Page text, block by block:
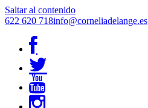
Saltar al contenido
622 620 718info@corneliadelange.es